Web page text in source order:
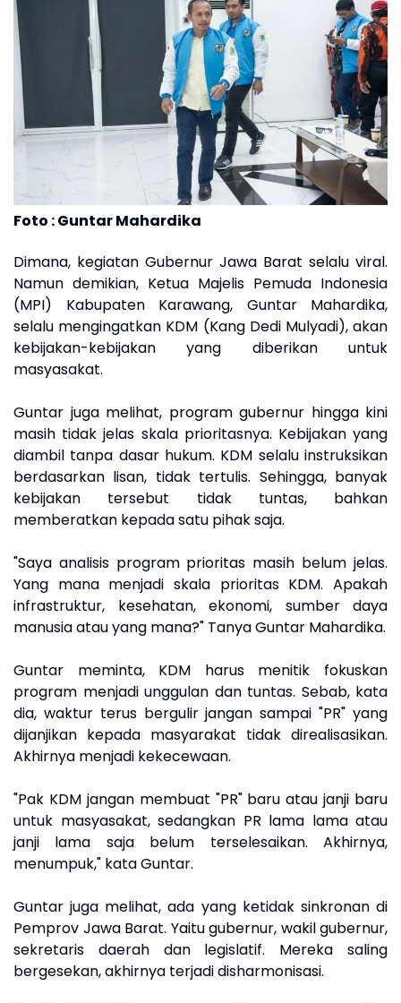
Foto : Guntar Mahardika
Dimana, kegiatan Gubernur Jawa Barat selalu viral.
Namun demikian, Ketua Majelis Pemuda Indonesia
(MPI) Kabupaten Karawang, Guntar Mahardika,
selalu mengingatkan KDM (Kang Dedi Mulyadi), akan
kebijakan-kebijakan yang diberikan untuk
masyasakat.
Guntar juga melihat, program gubernur hingga kini
masih tidak jelas skala prioritasnya. Kebijakan yang
diambil tanpa dasar hukum. KDM selalu instruksikan
berdasarkan lisan, tidak tertulis. Sehingga, banyak
kebijakan tersebut tidak tuntas, bahkan
memberatkan kepada satu pihak saja.
"Saya analisis program prioritas masih belum jelas.
Yang mana menjadi skala prioritas KDM. Apakah
infrastruktur, kesehatan, ekonomi, sumber daya
manusia atau yang mana?" Tanya Guntar Mahardika.
Guntar meminta, KDM harus menitik fokuskan
program menjadi unggulan dan tuntas. Sebab, kata
dia, waktur terus bergulir jangan sampai "PR" yang
dijanjikan kepada masyarakat tidak direalisasikan.
Akhirnya menjadi kekecewaan.
"Pak KDM jangan membuat "PR" baru atau janji baru
untuk masyasakat, sedangkan PR lama lama atau
janji lama saja belum terselesaikan. Akhirnya,
menumpuk," kata Guntar.
Guntar juga melihat, ada yang ketidak sinkronan di
Pemprov Jawa Barat. Yaitu gubernur, wakil gubernur,
sekretaris daerah dan legislatif. Mereka saling
bergesekan, akhirnya terjadi disharmonisasi.